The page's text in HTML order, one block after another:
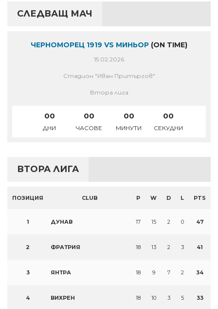
СЛЕДВАЩ МАЧ
ЧЕРНОМОРЕЦ 1919 VS МИНЬОР (ON TIME)
15.02.2026
Стадион "Иван Притъргов"
Втора лига
00
ДНИ
00
ЧАСОВЕ
00
МИНУТИ
00
СЕКУДНИ
ВТОРА ЛИГА
ПОЗИЦИЯ CLUB P W D L PTS
1 ДУНАВ 17 15 2 0 47
2 ФРАТРИЯ 18 13 2 3 41
3 ЯНТРА 18 9 7 2 34
4 ВИХРЕН 18 10 3 5 33